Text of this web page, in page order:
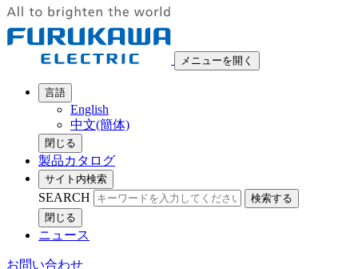
メニューを開く
言語
English
中文(簡体)
閉じる
製品カタログ
サイト内検索
SEARCH
検索する
閉じる
ニュース
お問い合わせ